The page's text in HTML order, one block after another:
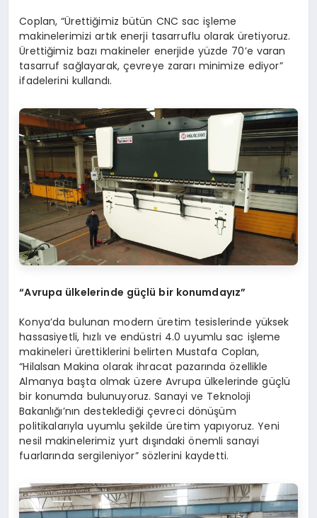
Coplan, “Ürettiğimiz bütün CNC sac işleme
makinelerimizi artık enerji tasarruflu olarak üretiyoruz.
Ürettiğimiz bazı makineler enerjide yüzde 70’e varan
tasarruf sağlayarak, çevreye zararı minimize ediyor”
ifadelerini kullandı.
“Avrupa ülkelerinde güçlü bir konumdayız”
Konya’da bulunan modern üretim tesislerinde yüksek
hassasiyetli, hızlı ve endüstri 4.0 uyumlu sac işleme
makineleri ürettiklerini belirten Mustafa Coplan,
“Hilalsan Makina olarak ihracat pazarında özellikle
Almanya başta olmak üzere Avrupa ülkelerinde güçlü
bir konumda bulunuyoruz. Sanayi ve Teknoloji
Bakanlığı’nın desteklediği çevreci dönüşüm
politikalarıyla uyumlu şekilde üretim yapıyoruz. Yeni
nesil makinelerimiz yurt dışındaki önemli sanayi
fuarlarında sergileniyor” sözlerini kaydetti.